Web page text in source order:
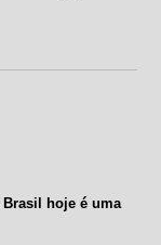
Brasil hoje é uma